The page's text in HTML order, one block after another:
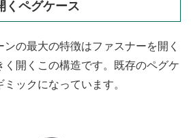
くペグケース
の最大の特徴はファスナーを開く
く開くこの構造です。既存のペグケ
ックになっています。